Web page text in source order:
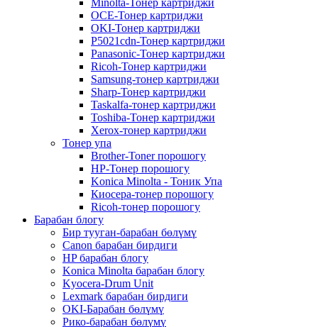
OCE-Тонер картриджи
OKI-Тонер картриджи
P5021cdn-Тонер картриджи
Panasonic-Тонер картриджи
Ricoh-Тонер картриджи
Samsung-тонер картриджи
Sharp-Тонер картриджи
Taskalfa-тонер картриджи
Toshiba-Тонер картриджи
Xerox-тонер картриджи
Тонер упа
Brother-Toner порошогу
HP-Тонер порошогу
Konica Minolta - Тоник Упа
Киосера-тонер порошогу
Ricoh-тонер порошогу
Барабан блогу
Бир тууган-барабан бөлүмү
Canon барабан бирдиги
HP барабан блогу
Konica Minolta барабан блогу
Kyocera-Drum Unit
Lexmark барабан бирдиги
OKI-Барабан бөлүмү
Рико-барабан бөлүмү